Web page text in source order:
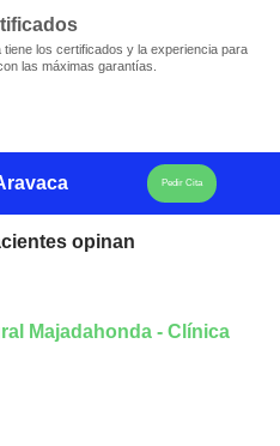
los certificados y la experiencia para
las máximas garantías.
Pedir Cita
opinan
Majadahonda - Clínica